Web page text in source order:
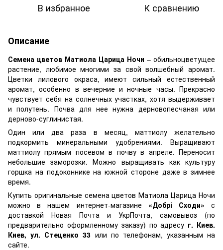
В избранное К сравнению
Описание
Семена цветов Матиола Царица Ночи – обильноцветущее
растение, любимое многими за свой волшебный аромат.
Цветки лилового окраса, имеют сильный естественный
аромат, особенно в вечерние и ночные часы. Прекрасно
чувствует себя на солнечных участках, хотя выдерживает
и полутень. Почва для нее нужна дерновопесчаная или
дерново-суглинистая.
Один или два раза в месяц, маттиолу желательно
подкормить минеральными удобрениями. Выращивают
маттиолу прямым посевом в почву в апреле. Переносит
небольшие заморозки. Можно выращивать как культуру
горшка на подоконнике на южной стороне даже в зимнее
время.
Купить оригинальные семена цветов Матиола Царица Ночи
можно в нашем интернет-магазине «Добрі Сходи» с
доставкой Новая Почта и УкрПочта, самовывоз (по
предварительно оформленному заказу) по адресу г. Киев.
Киев, ул. Стеценко 33 или по телефонам, указанным на
сайте.